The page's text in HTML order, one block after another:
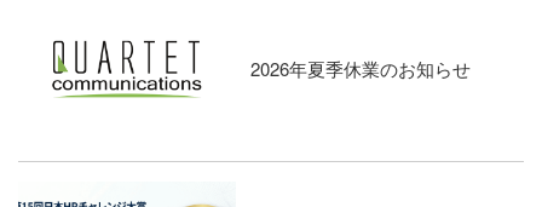
2026年夏季休業のお知らせ